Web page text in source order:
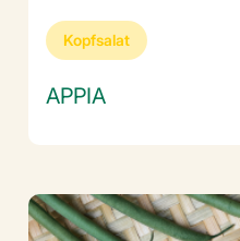
Kopfsalat
APPIA